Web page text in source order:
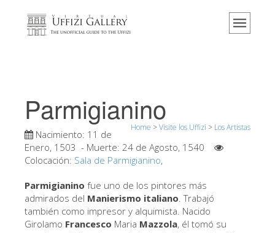
Home
Eventos y exposiciones
Los comentarios de los visitantes
Contáctenos
Reserve ahora
Visita virtual
Parmigianino
Home >Visite los Uffizi > Los Artistas
Nacimiento: 11 de
Enero, 1503 - Muerte: 24 de Agosto, 1540
Colocación: Sala de Parmigianino,
Parmigianino fue uno de los pintores más
admirados del Manierismo italiano. Trabajó
también como impresor y alquimista. Nacido
Girolamo Francesco Maria Mazzola, él tomó su